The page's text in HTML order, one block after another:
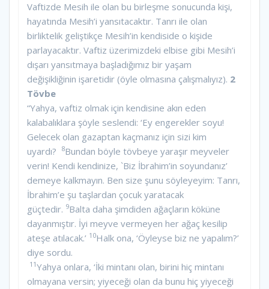
Vaftizde Mesih ile olan bu birleşme sonucunda kişi,
hayatında Mesih’i yansıtacaktır. Tanrı ile olan
birliktelik geliştikçe Mesih’in kendiside o kişide
parlayacaktır. Vaftiz üzerimizdeki elbise gibi Mesih’i
dışarı yansıtmaya başladığımız bir yaşam
değişikliğinin işaretidir (öyle olmasına çalışmalıyız). 2
Tövbe
“Yahya, vaftiz olmak için kendisine akın eden
kalabalıklara şöyle seslendi: ‘Ey engerekler soyu!
Gelecek olan gazaptan kaçmanız için sizi kim
uyardı?
8Bundan böyle tövbeye yaraşır meyveler
verin! Kendi kendinize, `Biz İbrahim’in soyundanız’
demeye kalkmayın. Ben size şunu söyleyeyim: Tanrı,
İbrahim’e şu taşlardan çocuk yaratacak
güçtedir. 9Balta daha şimdiden ağaçların köküne
dayanmıştır. İyi meyve vermeyen her ağaç kesilip
ateşe atılacak.’ 10Halk ona, ‘Öyleyse biz ne yapalım?’
diye sordu.
11Yahya onlara, ‘İki mintanı olan, birini hiç mintanı
olmayana versin; yiyeceği olan da bunu hiç yiyeceği